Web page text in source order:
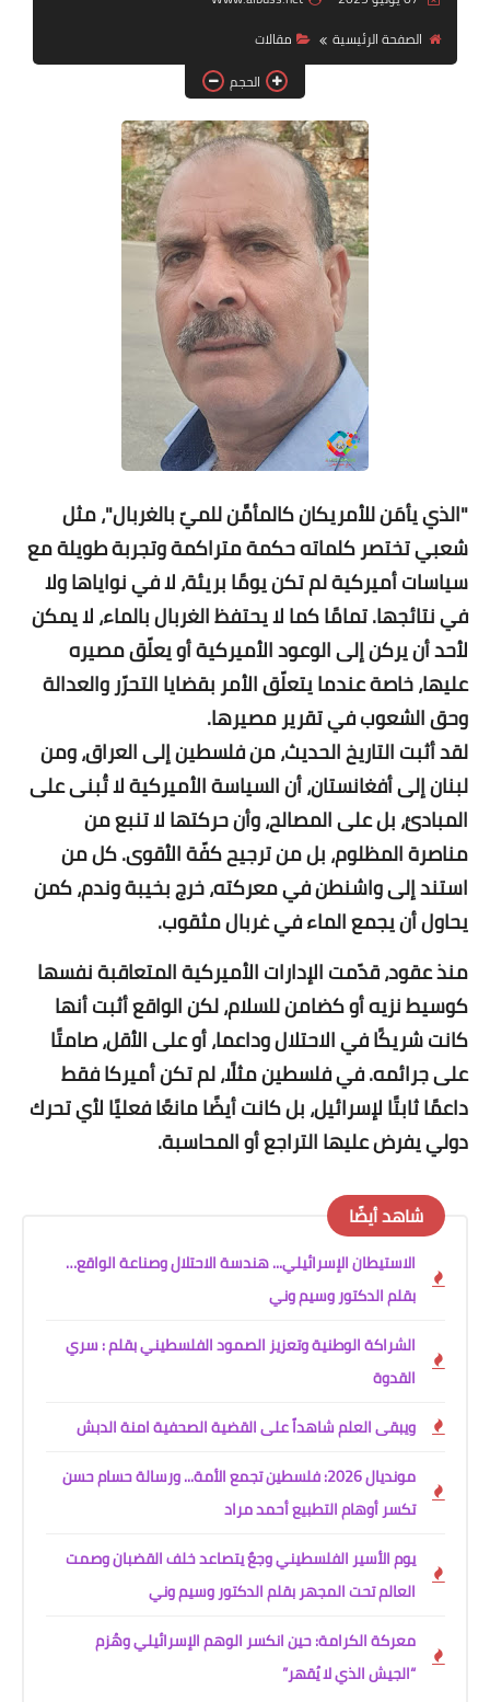
الصفحة الرئيسية
مقالات‏
الحجم
"الذي يأمَن للأمريكان كالمأمَّن للميّ بالغربال"، مثل
شعبي تختصر كلماته حكمة متراكمة وتجربة طويلة مع
سياسات أميركية لم تكن يومًا بريئة، لا في نواياها ولا
في نتائجها. تمامًا كما لا يحتفظ الغربال بالماء، لا يمكن
لأحد أن يركن إلى الوعود الأميركية أو يعلّق مصيره
عليها، خاصة عندما يتعلّق الأمر بقضايا التحرّر والعدالة
وحق الشعوب في تقرير مصيرها.
لقد أثبت التاريخ الحديث، من فلسطين إلى العراق، ومن
لبنان إلى أفغانستان، أن السياسة الأميركية لا تُبنى على
المبادئ، بل على المصالح، وأن حركتها لا تنبع من
مناصرة المظلوم، بل من ترجيح كفّة الأقوى. كل من
استند إلى واشنطن في معركته، خرج بخيبة وندم، كمن
يحاول أن يجمع الماء في غربال مثقوب.
منذ عقود، قدّمت الإدارات الأميركية المتعاقبة نفسها
كوسيط نزيه أو كضامن للسلام، لكن الواقع أثبت أنها
كانت شريكًا في الاحتلال وداعما، أو على الأقل، صامتًا
على جرائمه. في فلسطين مثلًا، لم تكن أميركا فقط
داعمًا ثابتًا لإسرائيل، بل كانت أيضًا مانعًا فعليًا لأي تحرك
دولي يفرض عليها التراجع أو المحاسبة.
شاهد أيضًا
الاستيطان الإسرائيلي... هندسة الاحتلال وصناعة الواقع…
بقلم الدكتور وسيم وني
الشراكة الوطنية وتعزيز الصمود الفلسطيني بقلم : سري
القدوة
ويبقى العلم شاهداً على القضية الصحفية امنة الدبش
مونديال 2026: فلسطين تجمع الأمة... ورسالة حسام حسن
تكسر أوهام التطبيع أحمد مراد
يوم الأسير الفلسطيني وجعٌ يتصاعد خلف القضبان وصمت
العالم تحت المجهر بقلم الدكتور وسيم وني
معركة الكرامة: حين انكسر الوهم الإسرائيلي وهُزم
“الجيش الذي لا يُقهر”